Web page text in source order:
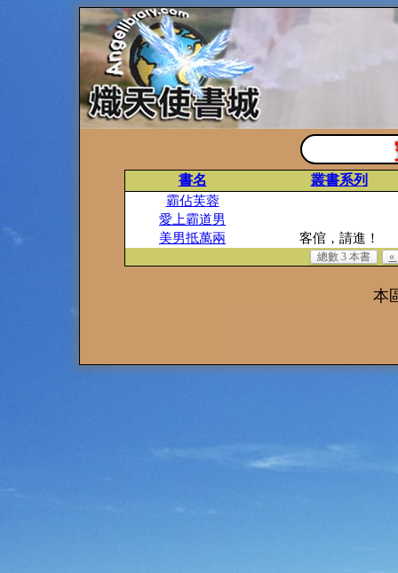
書名 叢書系列
霸佔芙蓉
愛上霸道男
美男抵萬兩
客倌，請進！
總數 3 本書 «
本